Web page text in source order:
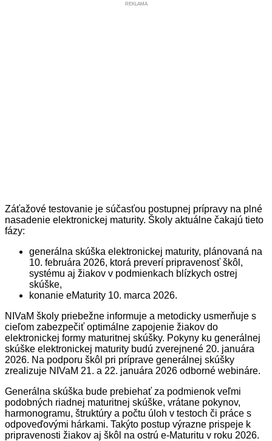
REKLAMA
Záťažové testovanie je súčasťou postupnej prípravy na plné
nasadenie elektronickej maturity. Školy aktuálne čakajú tieto
fázy:
generálna skúška elektronickej maturity, plánovaná na
10. februára 2026, ktorá preverí pripravenosť škôl,
systému aj žiakov v podmienkach blízkych ostrej
skúške,
konanie eMaturity 10. marca 2026.
NIVaM školy priebežne informuje a metodicky usmerňuje s
cieľom zabezpečiť optimálne zapojenie žiakov do
elektronickej formy maturitnej skúšky. Pokyny ku generálnej
skúške elektronickej maturity budú zverejnené 20. januára
2026. Na podporu škôl pri príprave generálnej skúšky
zrealizuje NIVaM 21. a 22. januára 2026 odborné webináre.
Generálna skúška bude prebiehať za podmienok veľmi
podobných riadnej maturitnej skúške, vrátane pokynov,
harmonogramu, štruktúry a počtu úloh v testoch či práce s
odpoveďovými hárkami. Takýto postup výrazne prispeje k
pripravenosti žiakov aj škôl na ostrú e-Maturitu v roku 2026.